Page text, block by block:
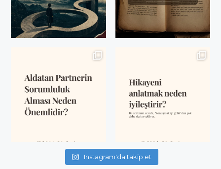
Instagram'da takip et